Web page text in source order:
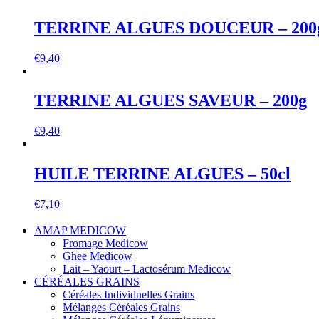
TERRINE ALGUES DOUCEUR –
€9,40
TERRINE ALGUES SAVEUR – 200g
€9,40
HUILE TERRINE ALGUES – 50cl
€7,10
AMAP MEDICOW
Fromage Medicow
Ghee Medicow
Lait – Yaourt – Lactosérum Medicow
CÉRÉALES GRAINS
Céréales Individuelles Grains
Mélanges Céréales Grains